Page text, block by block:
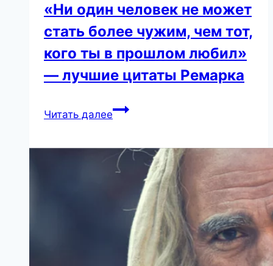
«Ни один человек не может
стать более чужим, чем тот,
кого ты в прошлом любил»
— лучшие цитаты Ремарка
Читать далее«Ни
не
может
более
чужим,
чем
тот,